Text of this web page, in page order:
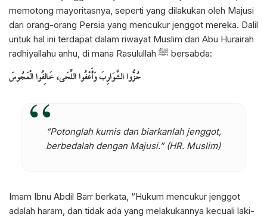
memotong mayoritasnya, seperti yang dilakukan oleh Majusi
dari orang-orang Persia yang mencukur jenggot mereka. Dalil
untuk hal ini terdapat dalam riwayat Muslim dari Abu Hurairah
radhiyallahu anhu, di mana Rasulullah
bersabda:
جُزُّوا الشَّوَارِبَ وَأَعْفُوا اللِّحَى، خَالِفُوا الْمَجُوسَ
“Potonglah kumis dan biarkanlah jenggot,
berbedalah dengan Majusi.” (HR. Muslim)
Imam Ibnu Abdil Barr berkata, “Hukum mencukur jenggot
adalah haram, dan tidak ada yang melakukannya kecuali laki-